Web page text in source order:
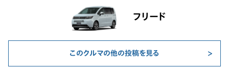
フリード
このクルマの他の投稿を見る